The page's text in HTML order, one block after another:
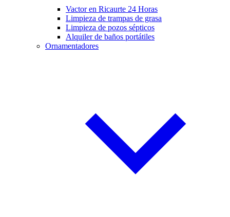
Vactor en Ricaurte 24 Horas
Limpieza de trampas de grasa
Limpieza de pozos sépticos
Alquiler de baños portátiles
Ornamentadores